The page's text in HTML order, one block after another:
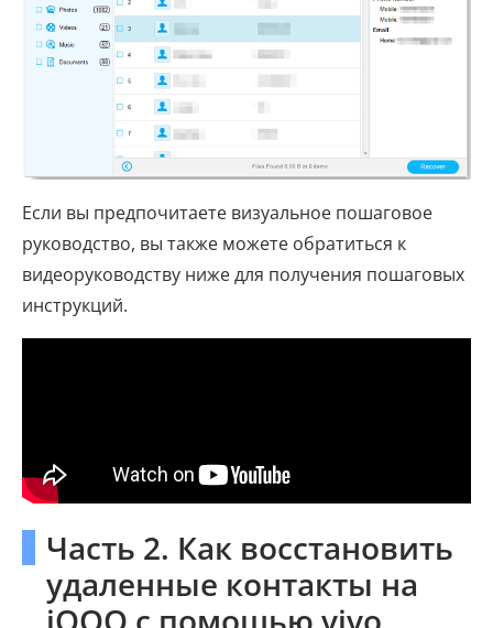
Если вы предпочитаете визуальное пошаговое
руководство, вы также можете обратиться к
видеоруководству ниже для получения пошаговых
инструкций.
Часть 2. Как восстановить
удаленные контакты на